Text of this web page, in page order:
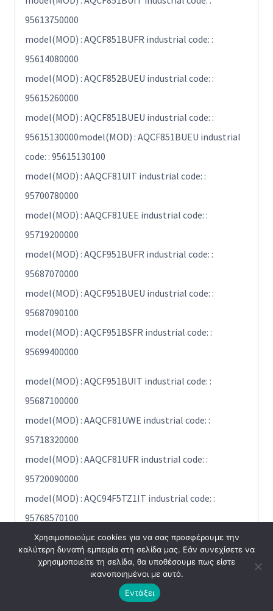
95613750000
model(MOD) : AQCF851BUFR industrial code: :
95614080000
model(MOD) : AQCF852BUEU industrial code: :
95615260000
model(MOD) : AQCF851BUEU industrial code: :
95615130000model(MOD) : AQCF851BUEU industrial
code: : 95615130100
model(MOD) : AAQCF81UIT industrial code: :
95700780000
model(MOD) : AAQCF81UEE industrial code: :
95719200000
model(MOD) : AQCF951BUFR industrial code: :
95687070000
model(MOD) : AQCF951BUEU industrial code: :
95687090100
model(MOD) : AQCF951BSFR industrial code: :
95699400000
model(MOD) : AQCF951BUIT industrial code: :
95687100000
model(MOD) : AAQCF81UWE industrial code: :
95718320000
model(MOD) : AAQCF81UFR industrial code: :
95720090000
model(MOD) : AQC94F5TZ1IT industrial code: :
95768570100
model(MOD) : AQC94F5TZ1IT industrial code: :
95768575100
model(MOD) : AQC94F5TZ1IT industrial code: :
Χρησιμοποιούμε cookies για να σας προσφέρουμε την
καλύτερη δυνατή εμπειρία στη σελίδα μας. Εάν συνεχίσετε να
χρησιμοποιείτε τη σελίδα, θα υποθέσουμε πως είστε
ικανοποιημένοι με αυτό.
Εντάξει